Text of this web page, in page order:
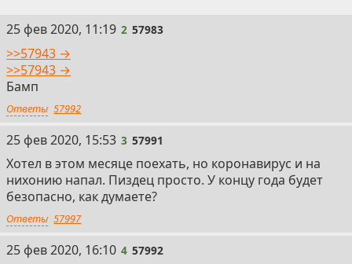
2
25 фев 2020, 11:19 2 57983
>>57943 →
>>57943 →
Бамп
Ответы 57992
3
25 фев 2020, 15:53 3 57991
Хотел в этом месяце поехать, но коронавирус и на
нихонию напал. Пиздец просто. У концу года будет
безопасно, как думаете?
Ответы 57997
4
25 фев 2020, 16:10 4 57992